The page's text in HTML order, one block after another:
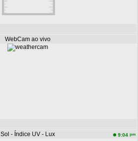
WebCam ao vivo
Sol - Índice UV - Lux 9:04 pm